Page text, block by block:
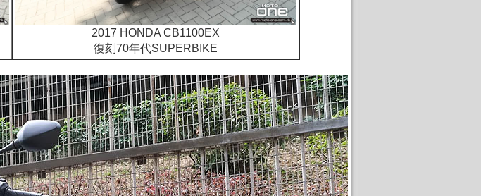
2017 HONDA CB1100EX
復刻70年代SUPERBIKE